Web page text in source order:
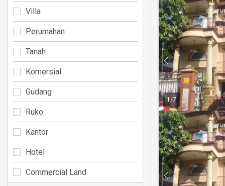
1/7
Villa
Perumahan
Tanah
Komersial
Gudang
Ruko
Kantor
Hotel
Commercial Land